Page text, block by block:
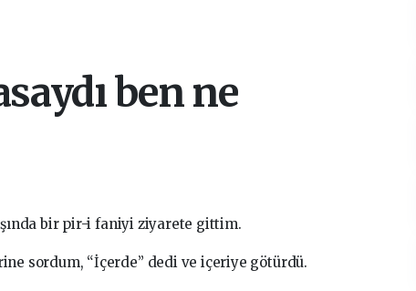
ben ne
bir pir-i faniyi ziyarete gittim.
sordum, “İçerde” dedi ve içeriye götürdü.